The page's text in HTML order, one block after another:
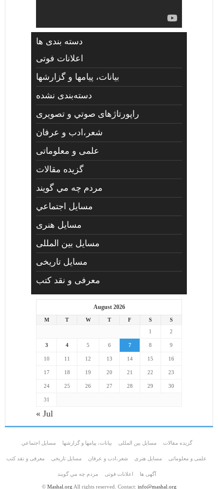
دسته بندی ها
اعلانات فوتی
بیانات، پیامها و گزارشها
دسته‌بندی نشده
راپورتاژهای صوتي و تصويری
شعر،ادب و عرفان
علمی و معلوماتی
گزیده مقالات
مردم چه مي گويند
مسايل اجتماعي
مسايل هنری
مسایل بین المللی
مسایل تاریخی
معرفی و نقد کتب
August 2026
M T W T F S
S
1
2
3 4 5 6 7 8 9
10 11 12 13 14 15 16
17 18 19 20 21 22 23
24 25 26 27 28 29 30
31
« Jul
گزیده مقالات مسایل بین المللی بیانات، پیامها و گزارشها مسايل اجتماعي
علمی و معلوماتی مسايل هنری شعر،ادب و عرفان مسایل تاریخی معرفی و نقد کتب
آگهی ها اعلانات فوتی مردم چه مي گويند
© Mashal.org All rights reserved. Contact: info@mashal.org